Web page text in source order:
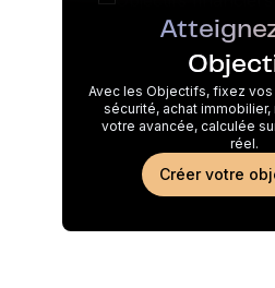
Avec les Objectifs, fixez
sécurité, achat
votre avancée, calculée
réel.
Créer votre